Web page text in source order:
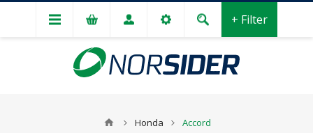
+ Filter
Honda Accord